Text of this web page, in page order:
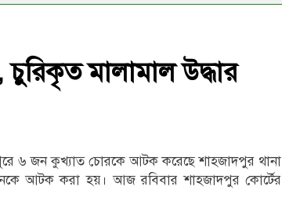
মালামাল উদ্ধার
৬ জন কুখ্যাত চোরকে আটক করেছে শাহজাদপুর থানা
আটক করা হয়। আজ রবিবার শাহজাদপুর কোর্টের